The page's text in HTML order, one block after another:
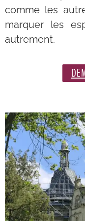
comme les
marquer les
autrement.